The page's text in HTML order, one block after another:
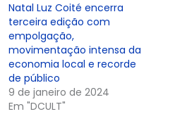
Natal Luz Coité encerra
terceira edição com
empolgação,
movimentação intensa da
economia local e recorde
de público
9 de janeiro de 2024
Em "DCULT"